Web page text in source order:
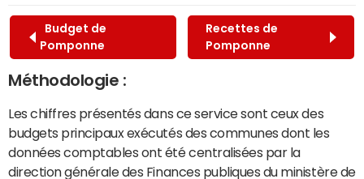
Budget de
Pomponne
Recettes de
Pomponne
Méthodologie :
Les chiffres présentés dans ce service sont ceux des
budgets principaux exécutés des communes dont les
données comptables ont été centralisées par la
direction générale des Finances publiques du ministère de